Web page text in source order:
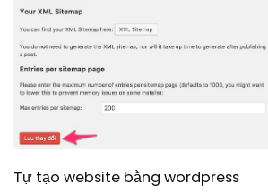
Tự tạo website bằng wordpress